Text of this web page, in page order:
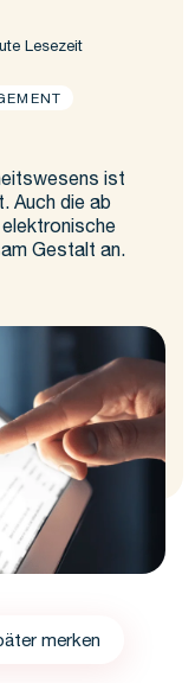
Lesezeit
ist
Auch die ab
Gestalt an.
merken